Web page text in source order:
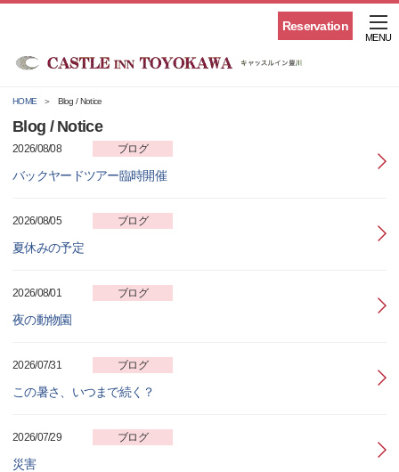
Reservation
MENU
HOME Blog / Notice
Blog / Notice
2026/08/08 ブログ
バックヤードツアー臨時開催
2026/08/05 ブログ
夏休みの予定
2026/08/01 ブログ
夜の動物園
2026/07/31 ブログ
この暑さ、いつまで続く？
2026/07/29 ブログ
災害